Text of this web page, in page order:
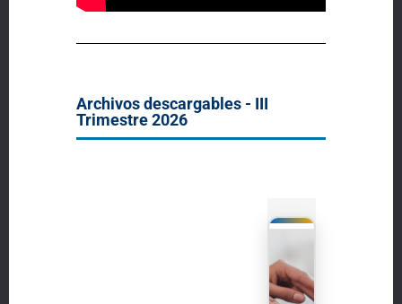
Archivos descargables - III
Trimestre 2026